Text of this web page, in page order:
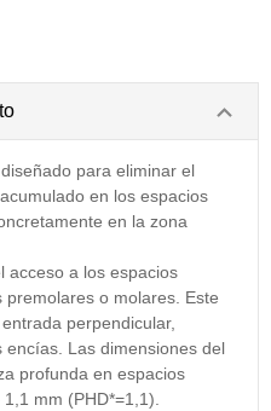
para eliminar el
en los espacios
en la zona
acceso a los espacios
o molares. Este
perpendicular,
Las dimensiones del
profunda en espacios
mm (PHD*=1,1).